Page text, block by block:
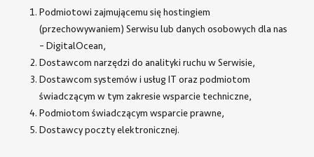
Podmiotowi zajmującemu się hostingiem
(przechowywaniem) Serwisu lub danych osobowych dla nas
– DigitalOcean,
Dostawcom narzędzi do analityki ruchu w Serwisie,
Dostawcom systemów i usług IT oraz podmiotom
świadczącym w tym zakresie wsparcie techniczne,
Podmiotom świadczącym wsparcie prawne,
Dostawcy poczty elektronicznej.